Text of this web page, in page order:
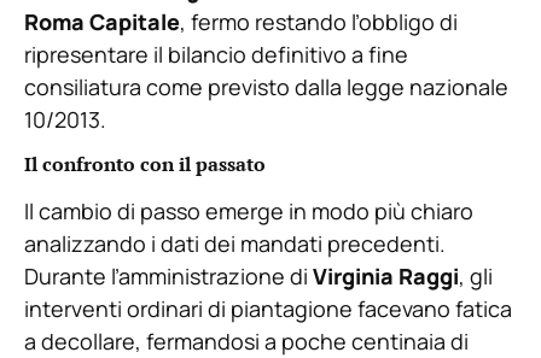
Roma Capitale, fermo restando l’obbligo di
ripresentare il bilancio definitivo a fine
consiliatura come previsto dalla legge nazionale
10/2013.
Il confronto con il passato
Il cambio di passo emerge in modo più chiaro
analizzando i dati dei mandati precedenti.
Durante l’amministrazione di Virginia Raggi, gli
interventi ordinari di piantagione facevano fatica
a decollare, fermandosi a poche centinaia di